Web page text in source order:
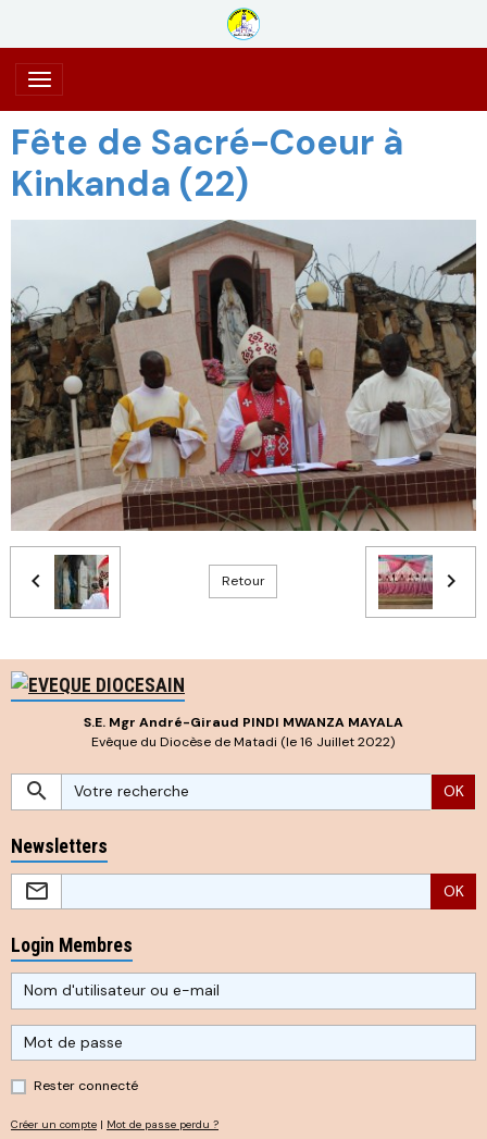
Fête de Sacré-Coeur à
Kinkanda (22)
Retour
S.E. Mgr André-Giraud PINDI MWANZA MAYALA
Evêque du Diocèse de Matadi (le 16 Juillet 2022)
OK
Newsletters
OK
Login Membres
Rester connecté
Créer un compte | Mot de passe perdu ?